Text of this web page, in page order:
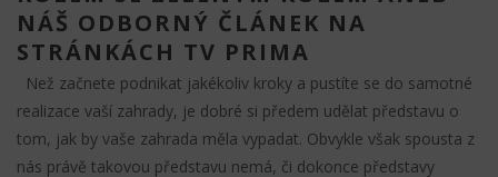
NÁŠ ODBORNÝ ČLÁNEK NA
STRÁNKÁCH TV PRIMA
Než začnete podnikat jakékoliv kroky a pustíte se do samotné
realizace vaší zahrady, je dobré si předem udělat představu o
tom, jak by vaše zahrada měla vypadat. Obvykle však spousta z
nás právě takovou představu nemá, či dokonce představy